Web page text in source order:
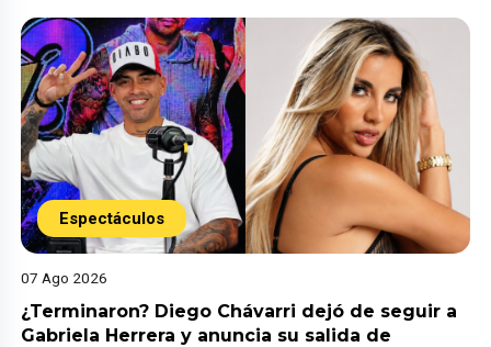
Espectáculos
07 Ago 2026
¿Terminaron? Diego Chávarri dejó de seguir a
Gabriela Herrera y anuncia su salida de